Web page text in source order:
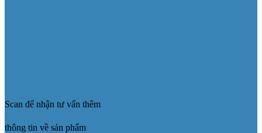
Scan để nhận tư vấn thêm
thông tin về sản phẩm